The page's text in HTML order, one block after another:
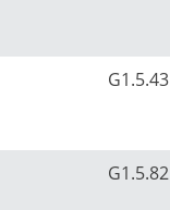
G1.5.43
G1.5.82